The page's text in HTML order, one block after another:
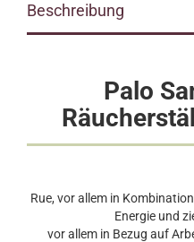
Beschreibung
Palo
Rue, vor allem in
Energie und
vor allem in Bezug auf